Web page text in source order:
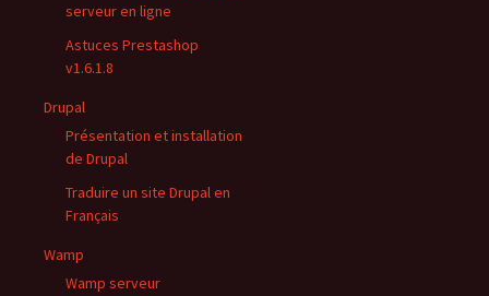
serveur en ligne
Astuces Prestashop
v1.6.1.8
Drupal
Présentation et installation
de Drupal
Traduire un site Drupal en
Français
Wamp
Wamp serveur